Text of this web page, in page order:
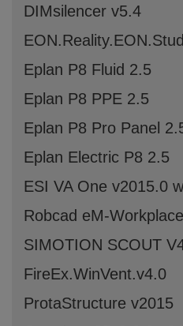
DIMsilencer v5.4
Eplan P8 Fluid 2.5
Eplan P8 PPE 2.5
Eplan P8 Pro Panel
Eplan Electric P8 2.5
ESI VA One v2015.0
Robcad eM-
SIMOTION SCOUT
FireEx.WinVent.v4.0
ProtaStructure v2015